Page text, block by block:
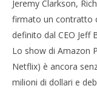
Jeremy Clarkson,
firmato un contratto
definito dal CEO
Lo show di Amazon
Netflix) è ancora
milioni di dollari e